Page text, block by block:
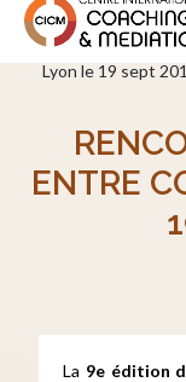
Home
Lyon le 19 sept
ENTRE
La 9e édition